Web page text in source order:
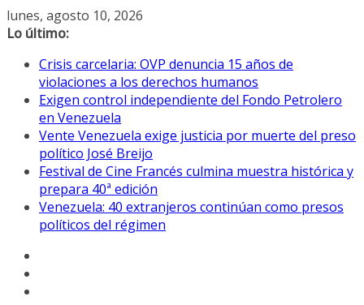
Saltar
al
lunes, agosto 10, 2026
Lo último:
Crisis carcelaria: OVP denuncia 15 años de
violaciones a los derechos humanos
Exigen control independiente del Fondo Petrolero
en Venezuela
Vente Venezuela exige justicia por muerte del preso
político José Breijo
Festival de Cine Francés culmina muestra histórica y
prepara 40ª edición
Venezuela: 40 extranjeros continúan como presos
políticos del régimen